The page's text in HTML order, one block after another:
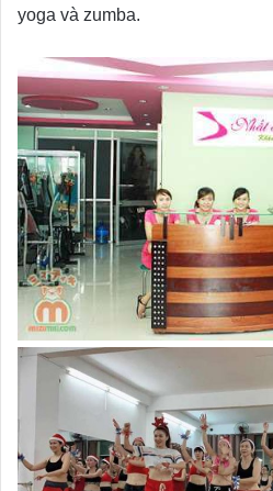
yoga và zumba.